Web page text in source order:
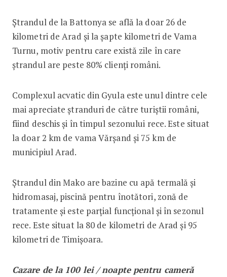
Ștrandul de la Battonya se află la doar 26 de
kilometri de Arad şi la șapte kilometri de Vama
Turnu, motiv pentru care există zile în care
ștrandul are peste 80% clienți români.
Complexul acvatic din Gyula este unul dintre cele
mai apreciate ștranduri de către turiștii români,
fiind deschis și în timpul sezonului rece. Este situat
la doar 2 km de vama Vărșand și 75 km de
municipiul Arad.
Ștrandul din Mako are bazine cu apă termală și
hidromasaj, piscină pentru înotători, zonă de
tratamente și este parțial funcțional și în sezonul
rece. Este situat la 80 de kilometri de Arad şi 95
kilometri de Timișoara.
Cazare de la 100 lei / noapte pentru cameră